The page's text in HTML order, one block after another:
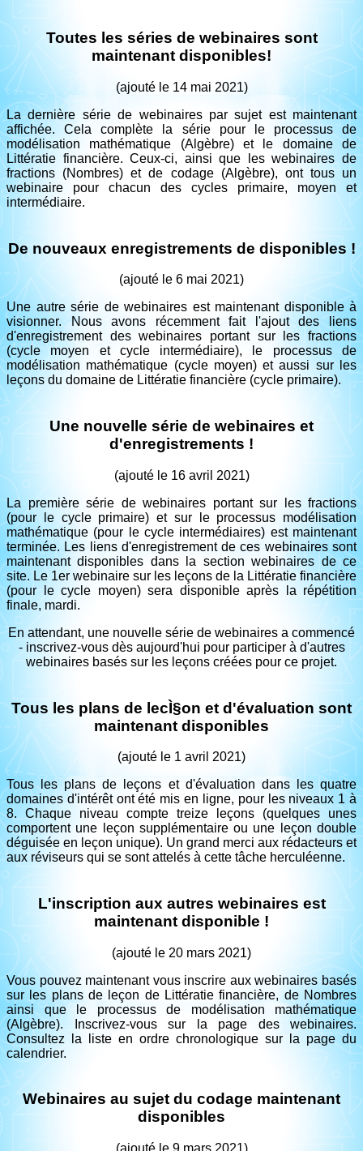
Toutes les séries de webinaires sont
maintenant disponibles!
(ajouté le 14 mai 2021)
La dernière série de webinaires par sujet est maintenant
affichée. Cela complète la série pour le processus de
modélisation mathématique (Algèbre) et le domaine de
Littératie financière. Ceux-ci, ainsi que les webinaires de
fractions (Nombres) et de codage (Algèbre), ont tous un
webinaire pour chacun des cycles primaire, moyen et
intermédiaire.
De nouveaux enregistrements de disponibles !
(ajouté le 6 mai 2021)
Une autre série de webinaires est maintenant disponible à
visionner. Nous avons récemment fait l'ajout des liens
d'enregistrement des webinaires portant sur les fractions
(cycle moyen et cycle intermédiaire), le processus de
modélisation mathématique (cycle moyen) et aussi sur les
leçons du domaine de Littératie financière (cycle primaire).
Une nouvelle série de webinaires et
d'enregistrements !
(ajouté le 16 avril 2021)
La première série de webinaires portant sur les fractions
(pour le cycle primaire) et sur le processus modélisation
mathématique (pour le cycle intermédiaires) est maintenant
terminée. Les liens d'enregistrement de ces webinaires sont
maintenant disponibles dans la section webinaires de ce
site. Le 1er webinaire sur les leçons de la Littératie financière
(pour le cycle moyen) sera disponible après la répétition
finale, mardi.
En attendant, une nouvelle série de webinaires a commencé
- inscrivez-vous dès aujourd'hui pour participer à d'autres
webinaires basés sur les leçons créées pour ce projet.
Tous les plans de lecÌ§on et d'évaluation sont
maintenant disponibles
(ajouté le 1 avril 2021)
Tous les plans de leçons et d'évaluation dans les quatre
domaines d'intérêt ont été mis en ligne, pour les niveaux 1 à
8. Chaque niveau compte treize leçons (quelques unes
comportent une leçon supplémentaire ou une leçon double
déguisée en leçon unique). Un grand merci aux rédacteurs et
aux réviseurs qui se sont attelés à cette tâche herculéenne.
L'inscription aux autres webinaires est
maintenant disponible !
(ajouté le 20 mars 2021)
Vous pouvez maintenant vous inscrire aux webinaires basés
sur les plans de leçon de Littératie financière, de Nombres
ainsi que le processus de modélisation mathématique
(Algèbre). Inscrivez-vous sur la page des webinaires.
Consultez la liste en ordre chronologique sur la page du
calendrier.
Webinaires au sujet du codage maintenant
disponibles